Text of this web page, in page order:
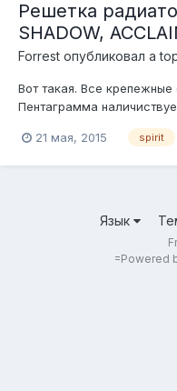
Решетка
SHADOW,
Forrest опубликовал a
Вот такая. Все
Пентаграмма
21 мая, 2015
spirit
Язык
=Powered